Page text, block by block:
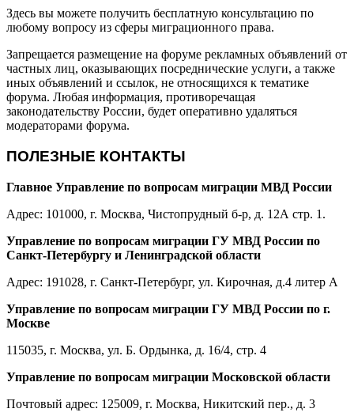
Здесь вы можете получить бесплатную консультацию по
любому вопросу из сферы миграционного права.
Запрещается размещение на форуме рекламных объявлений от
частных лиц, оказывающих посреднические услуги, а также
иных объявлений и ссылок, не относящихся к тематике
форума. Любая информация, противоречащая
законодательству России, будет оперативно удаляться
модераторами форума.
ПОЛЕЗНЫЕ КОНТАКТЫ
Главное Управление по вопросам миграции МВД России
Адрес: 101000, г. Москва, Чистопрудный б-р, д. 12А стр. 1.
Управление по вопросам миграции ГУ МВД России по
Санкт-Петербургу и Ленинградской области
Адрес: 191028, г. Санкт-Петербург, ул. Кирочная, д.4 литер А
Управление по вопросам миграции ГУ МВД России по г.
Москве
115035, г. Москва, ул. Б. Ордынка, д. 16/4, стр. 4
Управление по вопросам миграции Московской области
Почтовый адрес: 125009, г. Москва, Никитский пер., д. 3